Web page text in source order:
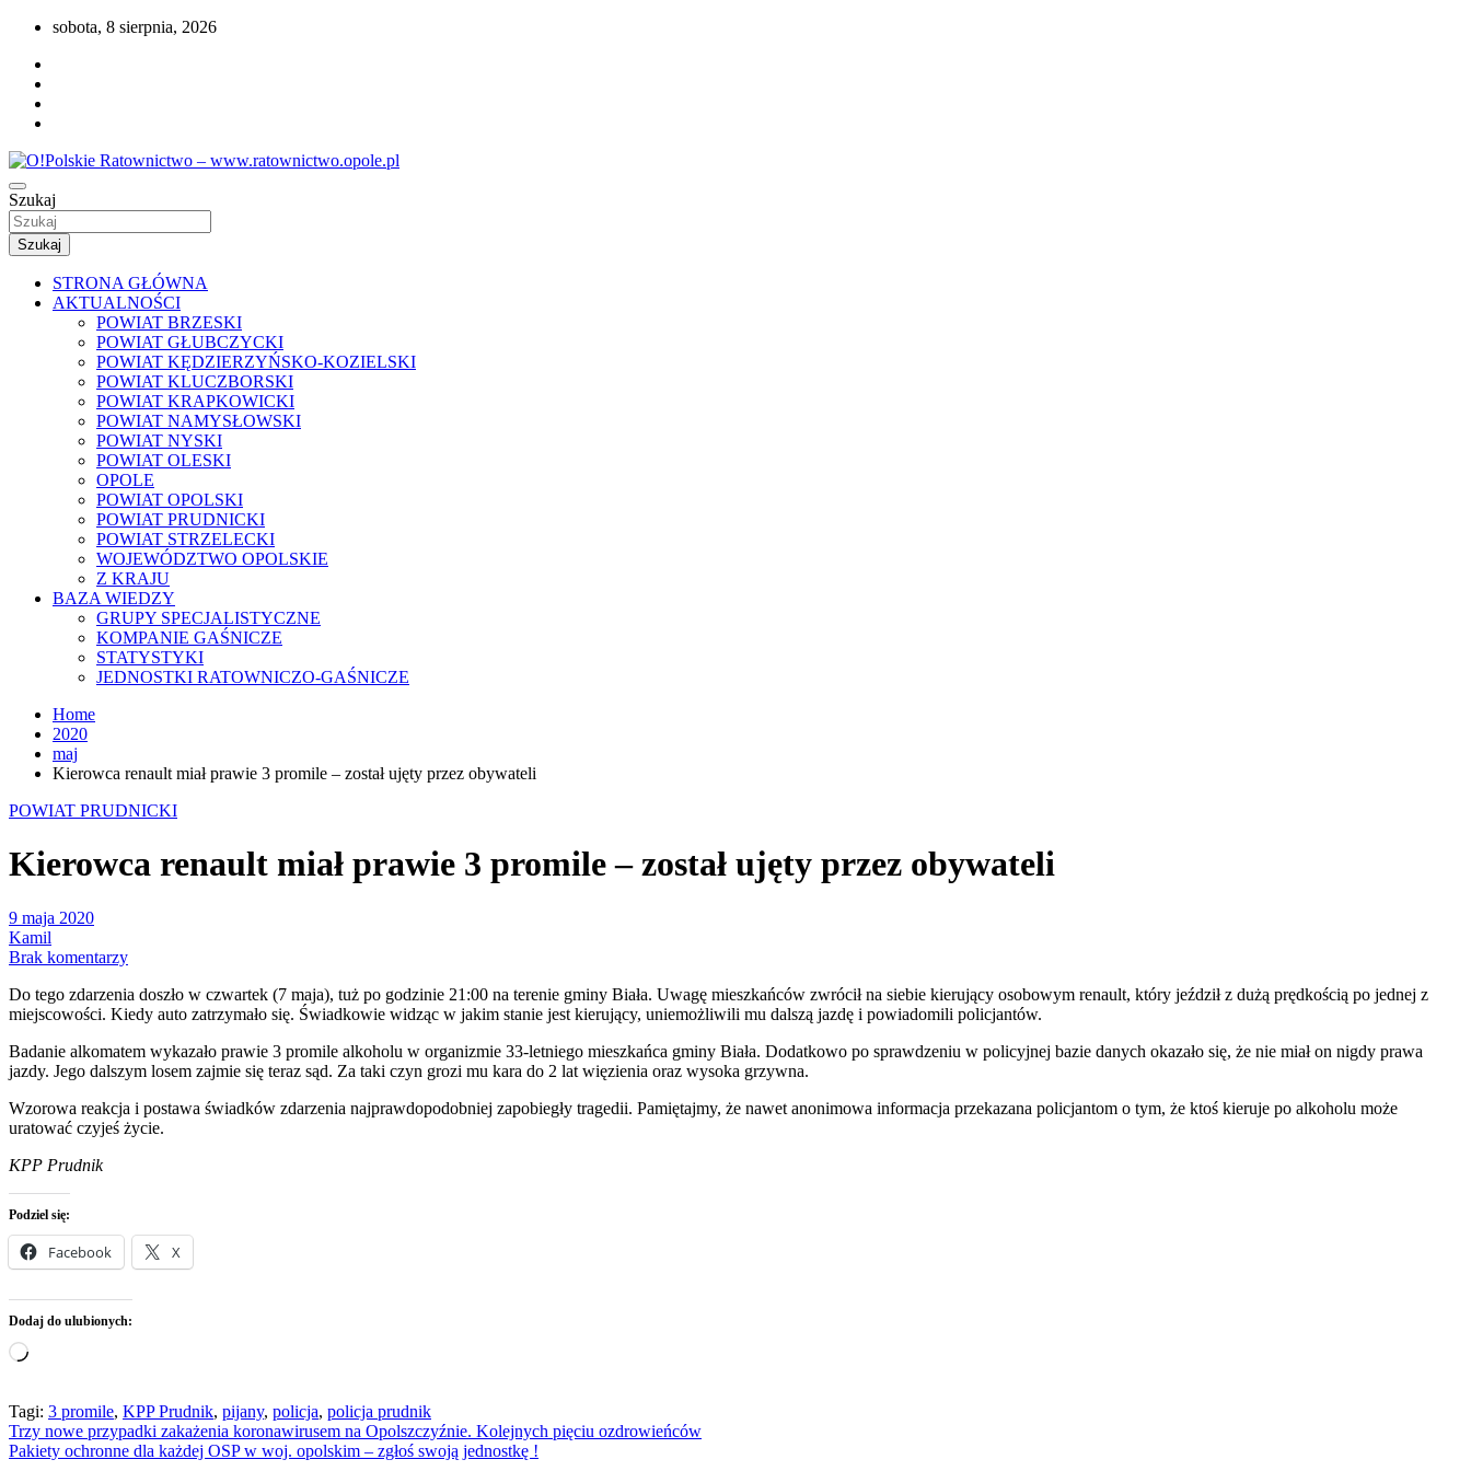
Przejdź
treści
sobota, 8 sierpnia, 2026
O!Polskie Ratownictwo – www.ratownictwo.opole.pl
Portal opolskiego i polskiego ratownictwa.
Szukaj
Szukaj
STRONA GŁÓWNA
AKTUALNOŚCI
POWIAT BRZESKI
POWIAT GŁUBCZYCKI
POWIAT KĘDZIERZYŃSKO-KOZIELSKI
POWIAT KLUCZBORSKI
POWIAT KRAPKOWICKI
POWIAT NAMYSŁOWSKI
POWIAT NYSKI
POWIAT OLESKI
OPOLE
POWIAT OPOLSKI
POWIAT PRUDNICKI
POWIAT STRZELECKI
WOJEWÓDZTWO OPOLSKIE
Z KRAJU
BAZA WIEDZY
GRUPY SPECJALISTYCZNE
KOMPANIE GAŚNICZE
STATYSTYKI
JEDNOSTKI RATOWNICZO-GAŚNICZE
Home
2020
maj
Kierowca renault miał prawie 3 promile – został ujęty przez obywateli
POWIAT PRUDNICKI
Kierowca renault miał prawie 3 promile – został ujęty przez obywateli
9 maja 2020
Kamil
Brak komentarzy
Do tego zdarzenia doszło w czwartek (7 maja), tuż po godzinie 21:00 na terenie gminy Biała. Uwagę mieszkańców zwrócił na siebie kierujący osobowym renault, który jeździł z dużą prędkością po jednej z
miejscowości. Kiedy auto zatrzymało się. Świadkowie widząc w jakim stanie jest kierujący, uniemożliwili mu dalszą jazdę i powiadomili policjantów.
Badanie alkomatem wykazało prawie 3 promile alkoholu w organizmie 33-letniego mieszkańca gminy Biała. Dodatkowo po sprawdzeniu w policyjnej bazie danych okazało się, że nie miał on nigdy prawa
jazdy. Jego dalszym losem zajmie się teraz sąd. Za taki czyn grozi mu kara do 2 lat więzienia oraz wysoka grzywna.
Wzorowa reakcja i postawa świadków zdarzenia najprawdopodobniej zapobiegły tragedii. Pamiętajmy, że nawet anonimowa informacja przekazana policjantom o tym, że ktoś kieruje po alkoholu może
uratować czyjeś życie.
KPP Prudnik
Podziel się:
Facebook X
Dodaj do ulubionych:
Wczytywanie…
Tagi: 3 promile, KPP Prudnik, pijany, policja, policja prudnik
Nawigacja
wpisu
Trzy nowe przypadki zakażenia koronawirusem na Opolszczyźnie. Kolejnych pięciu ozdrowieńców
Pakiety ochronne dla każdej OSP w woj. opolskim – zgłoś swoją jednostkę !